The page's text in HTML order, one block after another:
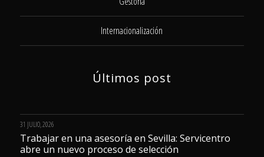
Internacionalización
Últimos post
31 JULIO, 2026
Trabajar en una asesoría en Sevilla: Servicentro
abre un nuevo proceso de selección